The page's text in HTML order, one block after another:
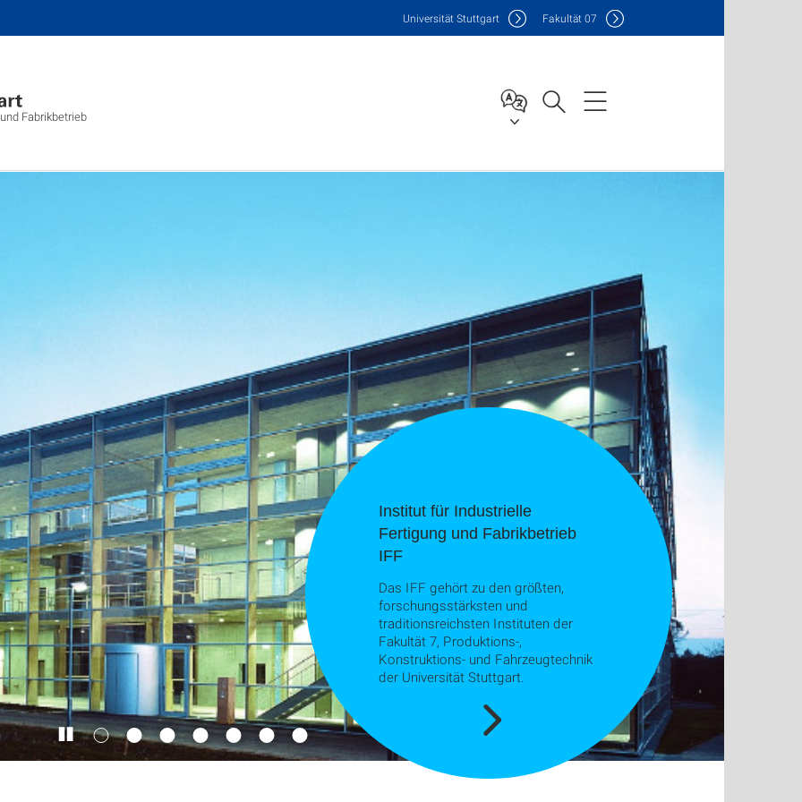
Fabrikbetrieb
Universität Stuttgart Fakultät07
Institut für Industrielle
Fertigung und Fabrikbetrieb
IFF
Das IFF gehört zu den größten,
forschungsstärksten und
traditionsreichsten Instituten der
Fakultät 7, Produktions-,
Konstruktions- und Fahrzeugtechnik
der Universität Stuttgart.